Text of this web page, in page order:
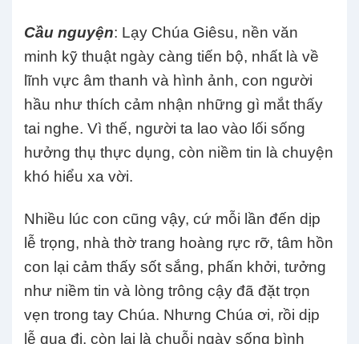
Cầu nguyện: Lạy Chúa Giêsu, nền văn
minh kỹ thuật ngày càng tiến bộ, nhất là về
lĩnh vực âm thanh và hình ảnh, con người
hầu như thích cảm nhận những gì mắt thấy
tai nghe. Vì thế, người ta lao vào lối sống
hưởng thụ thực dụng, còn niềm tin là chuyện
khó hiểu xa vời.
Nhiều lúc con cũng vậy, cứ mỗi lần đến dịp
lễ trọng, nhà thờ trang hoàng rực rỡ, tâm hồn
con lại cảm thấy sốt sắng, phấn khởi, tưởng
như niềm tin và lòng trông cậy đã đặt trọn
vẹn trong tay Chúa. Nhưng Chúa ơi, rồi dịp
lễ qua đi, còn lại là chuỗi ngày sống bình